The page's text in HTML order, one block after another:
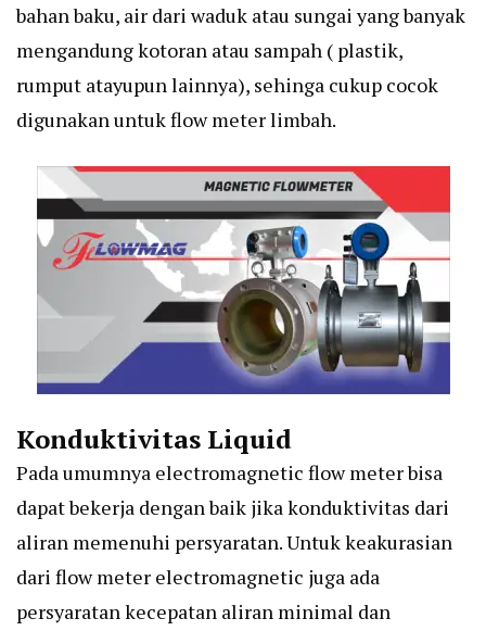
bahan baku, air dari waduk atau sungai yang banyak
mengandung kotoran atau sampah ( plastik,
rumput atayupun lainnya), sehinga cukup cocok
digunakan untuk flow meter limbah.
Konduktivitas Liquid
Pada umumnya electromagnetic flow meterbisa
dapat bekerja dengan baik jika konduktivitas dari
aliran memenuhi persyaratan. Untuk keakurasian
dari flow meter electromagnetic juga ada
persyaratan kecepatan aliran minimal dan